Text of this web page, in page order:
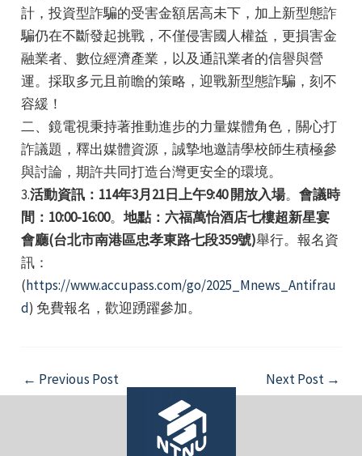
計，投資型詐騙的受害金額居高未下，加上新型態詐
騙仍在不斷發起挑戰，不僅侵害國人權益，更損害金
融業者、數位經濟產業，以及通訊業者的信譽與營
運。採取多元且前瞻的策略，迎戰新型態詐騙，刻不
容緩！
二、鏡電視秉持著推動進步的力量媒體角色，關心打
詐議題，釋出媒體資源，誠摯地邀請學校師生積極參
與討論，期許共同打造台灣更安全的環境。
3.活動資訊：114年3月21日上午9:40 開放入場。 會議時
間：10:00-16:00。 地點：六福萬怡酒店七樓超新星宴
會廳(台北市南港區忠孝東路七段359號)舉行。報名資
訊：
(https://www.accupass.com/go/2025_Mnews_Antifrau
d) 免費報名，歡迎踴躍參加。
Post
navigation
← Previous Post Next Post →